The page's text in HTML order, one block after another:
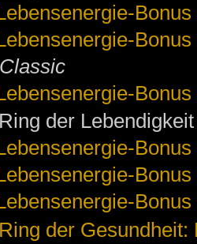
Bonus
Bonus
Bonus
Ring der Lebendigkeit
Bonus
Bonus
Bonus
Ring der